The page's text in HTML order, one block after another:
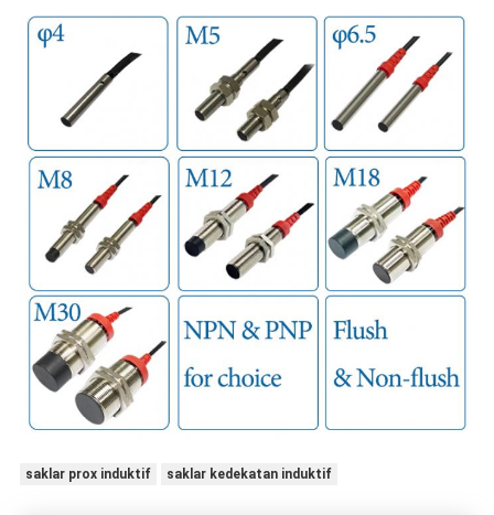
saklar prox induktif saklar kedekatan induktif